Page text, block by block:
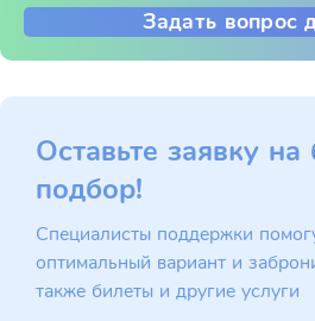
Задать вопрос
Оставьте заявку
подбор!
Специалисты поддержки
оптимальный вариант и
также билеты и другие услуги